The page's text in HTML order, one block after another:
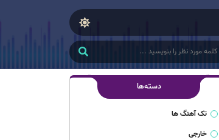
دسته‌ها
تک آهنگ ها
خارجی